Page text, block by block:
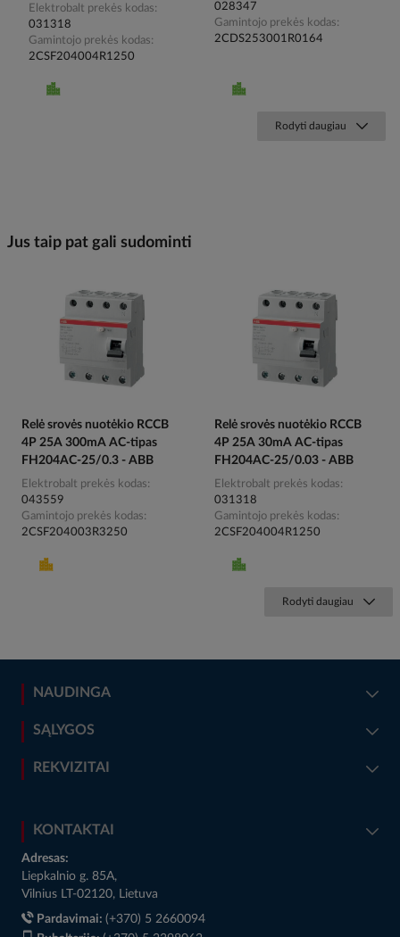
Elektrobalt prekės kodas
031318
Gamintojo prekės kodas
2CSF204004R1250
028347
Gamintojo prekės kodas
2CDS253001R0164
Rodyti daugiau
Jus taip pat gali sudominti
Relė srovės nuotėkio RCCB
4P 25A 300mA AC-tipas
FH204AC-25/0.3 - ABB
Elektrobalt prekės kodas
043559
Gamintojo prekės kodas
2CSF204003R3250
Relė srovės nuotėkio RCCB
4P 25A 30mA AC-tipas
FH204AC-25/0.03 - ABB
Elektrobalt prekės kodas
031318
Gamintojo prekės kodas
2CSF204004R1250
Rodyti daugiau
NAUDINGA
SĄLYGOS
REKVIZITAI
KONTAKTAI
Adresas:
Liepkalnio g. 85A,
Vilnius LT-02120, Lietuva
Pardavimai: (+370) 5 2660094